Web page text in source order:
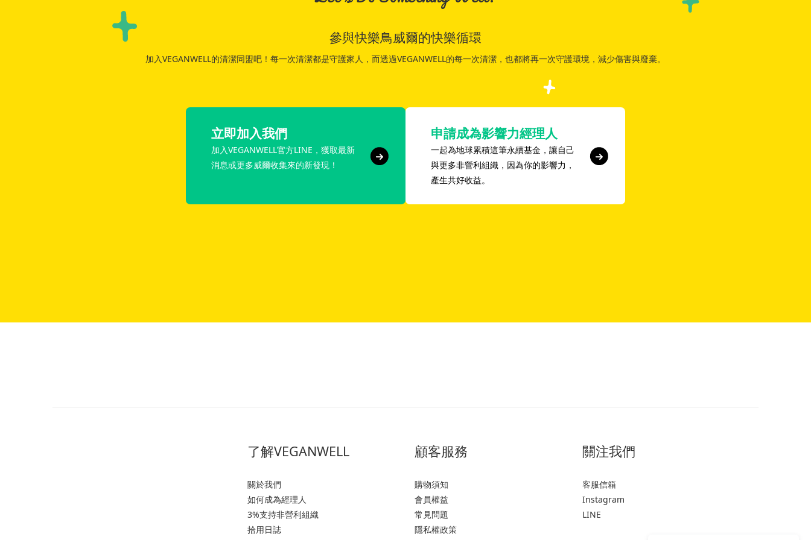
參與快樂鳥威爾的快樂循環
加入VEGANWELL的清潔同盟吧！每一次清潔都是守護家人，而透過VEGANWELL的每一次清潔，也都將再一次守護環境，減少傷害與廢棄。
立即加入我們
加入VEGANWELL官方LINE，獲取最新
消息或更多威爾收集來的新發現！
申請成為影響力經理人
一起為地球累積這筆永續基金，讓自己
與更多非營利組織，因為你的影響力，
產生共好收益。
了解VEGANWELL
關於我們
如何成為經理人
3%支持非營利組織
拾用日誌
顧客服務
購物須知
會員權益
常見問題
隱私權政策
關注我們
客服信箱
Instagram
LINE